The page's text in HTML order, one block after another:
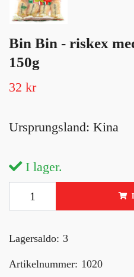
Bin Bin - riskex
150g
32 kr
Ursprungsland: Kina
I lager.
Lagersaldo: 3
Artikelnummer: 1020